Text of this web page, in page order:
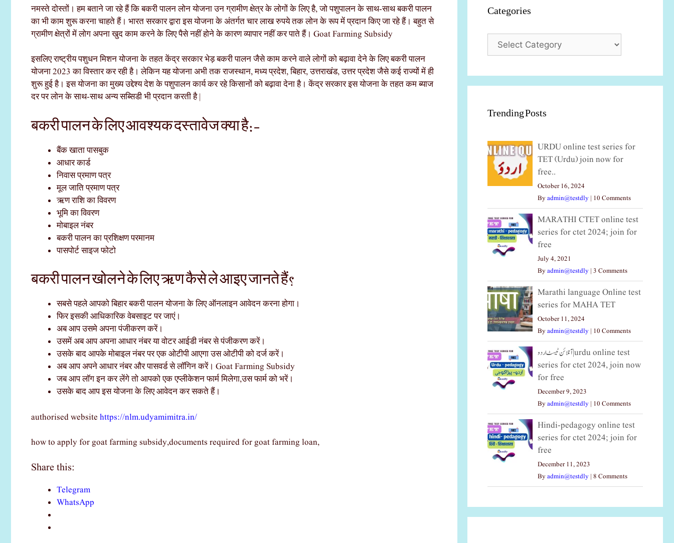
नमस्ते दोस्तों। हम बताने जा रहे हैं कि बकरी पालन लोन योजना उन ग्रामीण क्षेत्र के लोगों के लिए है, जो पशुपालन के साथ-साथ बकरी पालन
का भी काम शुरू करना चाहते हैं। भारत सरकार द्वारा इस योजना के अंतर्गत चार लाख रुपये तक लोन के रूप में प्रदान किए जा रहे हैं। बहुत से
ग्रामीण क्षेत्रों में लोग अपना खुद काम करने के लिए पैसे नहीं होने के कारण व्यापार नहीं कर पाते हैं। Goat Farming Subsidy
इसलिए राष्ट्रीय पशुधन मिशन योजना के तहत केंद्र सरकार भेड़ बकरी पालन जैसे काम करने वाले लोगों को बढ़ावा देने के लिए बकरी पालन
योजना 2023 का विस्तार कर रही है। लेकिन यह योजना अभी तक राजस्थान, मध्य प्रदेश, बिहार, उत्तराखंड, उत्तर प्रदेश जैसे कई राज्यों में ही
शुरू हुई है। इस योजना का मुख्य उद्देश्य देश के पशुपालन कार्य कर रहे किसानों को बढ़ावा देना है। केंद्र सरकार इस योजना के तहत कम ब्याज
दर पर लोन के साथ-साथ अन्य सब्सिडी भी प्रदान करती है |
बकरी पालन के लिए आवश्यक दस्तावेज क्या है:-
बैंक खाता पासबुक
आधार कार्ड
निवास प्रमाण पत्र
मूल जाति प्रमाण पत्र
ऋण राशि का विवरण
भूमि का विवरण
मोबाइल नंबर
बकरी पालन का प्रशिक्षण परमानम
पासपोर्ट साइज फोटो
बकरी पालन खोलने के लिए ऋण कैसे ले आइए जानते हैं?
सबसे पहले आपको बिहार बकरी पालन योजना के लिए ऑनलाइन आवेदन करना होगा।
फिर इसकी आधिकारिक वेबसाइट पर जाएं।
अब आप उसमे अपना पंजीकरण करें।
उसमें अब आप अपना आधार नंबर या वोटर आईडी नंबर से पंजीकरण करें।
उसके बाद आपके मोबाइल नंबर पर एक ओटीपी आएगा उस ओटीपी को दर्ज करें।
अब आप अपने आधार नंबर और पासवर्ड से लॉगिन करें। Goat Farming Subsidy
जब आप लॉग इन कर लेंगे तो आपको एक एप्लीकेशन फार्म मिलेगा,उस फार्म को भरें।
उसके बाद आप इस योजना के लिए आवेदन कर सकते हैं।
authorised website https://nlm.udyamimitra.in/
how to apply for goat farming subsidy,documents required for goat farming loan,
Share this:
Telegram
WhatsApp
Categories
Categories
Trending Posts
URDU online test series for
TET (Urdu) join now for
free..
October 16, 2024
Byadmin@testdly | 10 Comments
MARATHI CTET online test
series for ctet 2024; join for
free
July 4, 2021
Byadmin@testdly | 3 Comments
Marathi language Online test
series for MAHA TET
October 11, 2024
Byadmin@testdly | 10 Comments
آنلائن ٹیسٹ اردو|urdu online test
series for ctet 2024, join now
for free
December 9, 2023
Byadmin@testdly | 10 Comments
Hindi-pedagogy online test
series for ctet 2024; join for
free
December 11, 2023
Byadmin@testdly | 8 Comments